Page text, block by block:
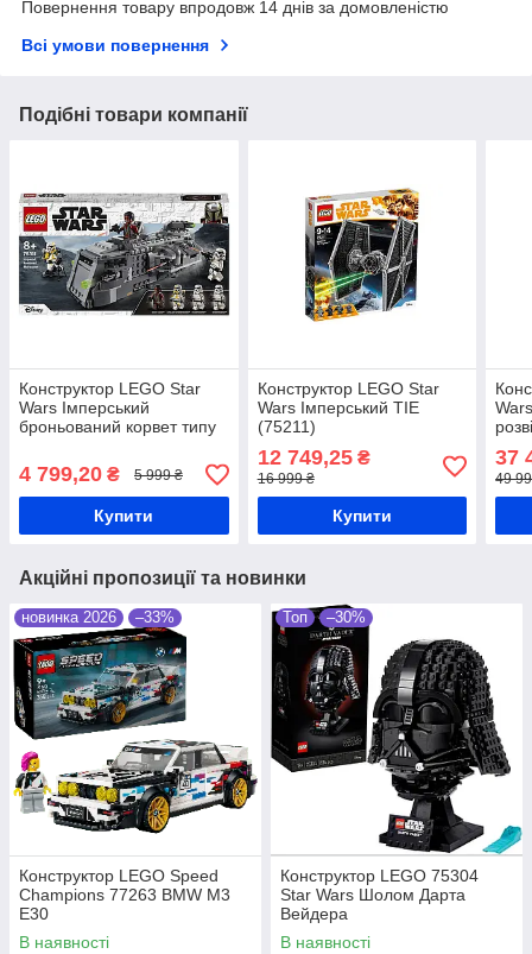
Повернення товару впродовж 14 днів за домовленістю
Всі умови повернення
Подібні товари компанії
Конструктор LEGO Star
Wars Імперський
броньований корвет типу
4 799,20 ₴ 5 999 ₴
Купити
Конструктор LEGO Star
Wars Імперський TIE
(75211)
12 749,25₴
16 999 ₴
Купити
37
49
Акційні пропозиції та новинки
новинка 2026 –33%
Конструктор LEGO Speed
Champions 77263 BMW M3
E30
В наявності
Топ –30%
Конструктор LEGO 75304
Star Wars Шолом Дарта
Вейдера
В наявності